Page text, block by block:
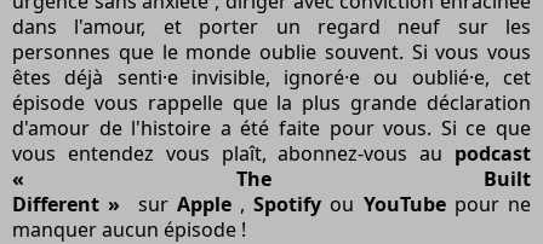
dans l'amour, et porter un regard neuf sur les
personnes que le monde oublie souvent. Si vous vous
êtes déjà senti·e invisible, ignoré·e ou oublié·e, cet
épisode vous rappelle que la plus grande déclaration
d'amour de l'histoire a été faite pour vous. Si ce que
vous entendez vous plaît, abonnez-vous au podcast
« The Built
Different »
sur Apple,Spotify ou YouTubepour ne
manquer aucun épisode !